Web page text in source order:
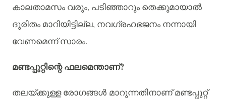
കാലതാമസം വരും, പടിഞ്ഞാറും തെക്കുമായാൽ
ദുരിതം മാറിയിട്ടില്ല, നവഗ്രഹഭജനം നന്നായി
വേണമെന്ന് സാരം.
മണ്ടപ്പുറ്റിന്റെ ഫലമെന്താണ്?
തലയ്ക്കുള്ള രോഗങ്ങള്‍ മാറുന്നതിനാണ് മണ്ടപ്പുറ്റ്